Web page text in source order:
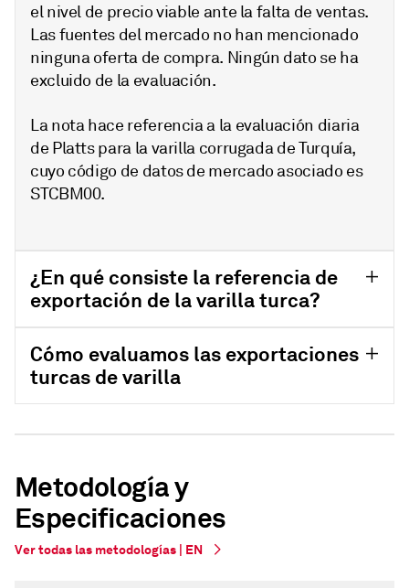
el nivel de precio viable ante la falta de ventas.
Las fuentes del mercado no han mencionado
ninguna oferta de compra. Ningún dato se ha
excluido de la evaluación.
La nota hace referencia a la evaluación diaria
de Platts para la varilla corrugada de Turquía,
cuyo código de datos de mercado asociado es
STCBM00.
¿En qué consiste la referencia de
exportación de la varilla turca?
Cómo evaluamos las exportaciones
turcas de varilla
Metodología y
Especificaciones
Ver todas las metodologías | EN